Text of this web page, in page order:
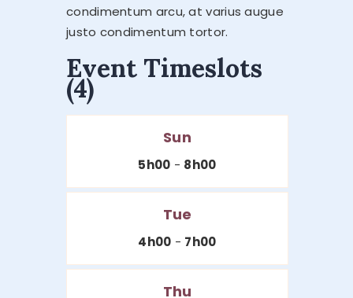
condimentum arcu, at varius augue
justo condimentum tortor.
Event Timeslots
(4)
Sun
5h00 - 8h00
Tue
4h00 - 7h00
Thu